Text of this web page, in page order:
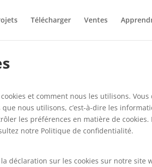
Télécharger Ventes
et comment nous les utilisons.
nous utilisons, c’est-à-dire les
les préférences en matière de
notre Politique de confidentialité.
déclaration sur les cookies sur notre site